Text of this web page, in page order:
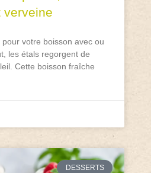
verveine
votre boisson avec ou
les étals regorgent de
Cette boisson fraîche
DESSERTS